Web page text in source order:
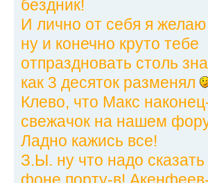
бездник!
И лично от себя я желаю
ну и конечно круто тебе
отпраздновать столь
как 3 десяток разменял
Клево, что Макс
свежачок на нашем
Ладно кажись все!
З.Ы. ну что надо